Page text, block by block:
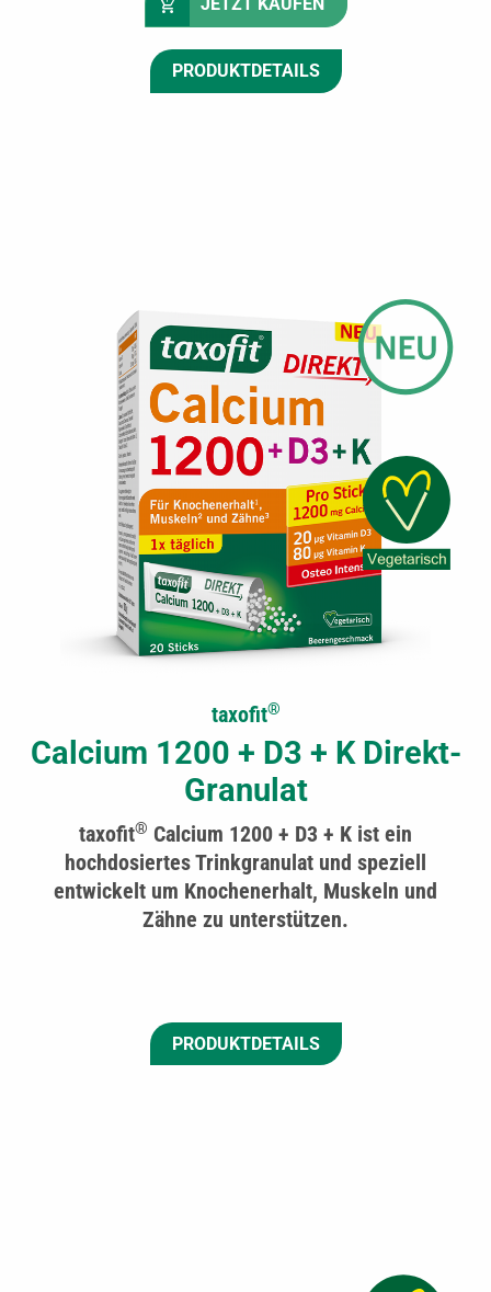
PRODUKTDETAILS
PRODUKTDETAILS
taxofit®
Calcium 1200 + D3 + K Direkt-
Granulat
taxofit® Calcium 1200 + D3 + K ist ein
hochdosiertes Trinkgranulat und speziell
entwickelt um Knochenerhalt, Muskeln und
Zähne zu unterstützen.